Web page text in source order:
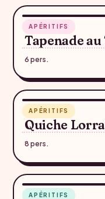
APÉRITIFS
Tapenade
6 pers.
APÉRITIFS
Quiche
8 pers.
APÉRITIFS